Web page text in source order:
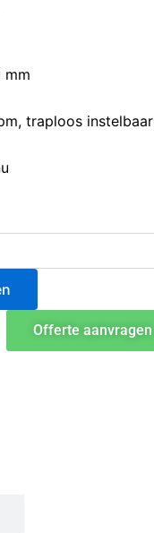
mm
traploos instelbaar
Offerte aanvragen